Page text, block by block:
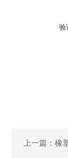
验
上一篇： 橡